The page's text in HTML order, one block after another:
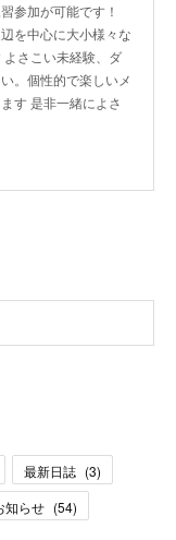
参加が可能です！
を中心に大小様々な
さこい未経験、ダ
。個性的で楽しいメ
す 是非一緒によさ
最新日誌 (3)
知らせ (54)